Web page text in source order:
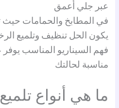
عبر جلي أعمق
في المطابخ والحمامات حيث
يكون الحل تنظيف وتلميع
فهم السيناريو المناسب يوفر
مناسبة لحالتك
ما هي أنواع